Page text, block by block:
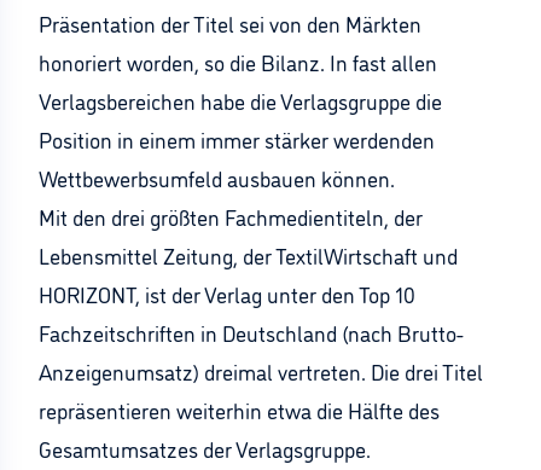
Präsentation der Titel sei von den Märkten
honoriert worden, so die Bilanz. In fast allen
Verlagsbereichen habe die Verlagsgruppe die
Position in einem immer stärker werdenden
Wettbewerbsumfeld ausbauen können.
Mit den drei größten Fachmedientiteln, der
Lebensmittel Zeitung, der TextilWirtschaft und
HORIZONT, ist der Verlag unter den Top 10
Fachzeitschriften in Deutschland (nach Brutto-
Anzeigenumsatz) dreimal vertreten. Die drei Titel
repräsentieren weiterhin etwa die Hälfte des
Gesamtumsatzes der Verlagsgruppe.